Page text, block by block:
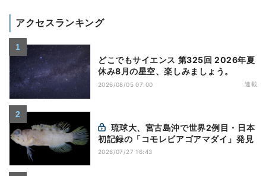
アクセスランキング
どこでもサイエンス 第325回 2026年夏
休み8月の星空、楽しみましょう。
2026/08/05 07:00 連載
初記録の「コモレビアゴアマダイ」発見
2026/07/27 16:43